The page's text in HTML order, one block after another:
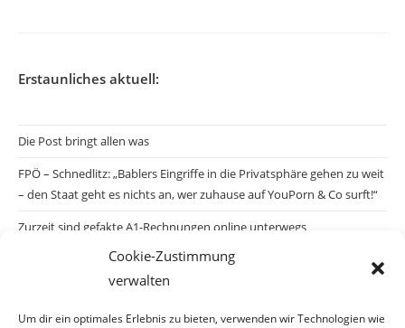
Cookie-Zustimmung
verwalten
Um dir ein optimales Erlebnis zu bieten, verwenden wir Technologien wie
Erstaunliches aktuell:
Die Post bringt allen was
FPÖ – Schnedlitz: „Bablers Eingriffe in die Privatsphäre gehen zu weit
– den Staat geht es nichts an, wer zuhause auf YouPorn & Co surft!“
Zurzeit sind gefakte A1-Rechnungen online unterwegs
Salzburgs Juden und ihre Sicherheit: „Erst nach einem Anschlag wäre
die Gefahr endlich konkret!“
Biologisches Wunder in Ceuta